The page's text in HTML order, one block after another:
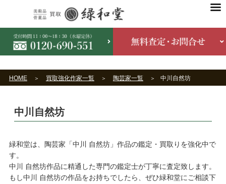
HOME 買取強化作家一覧 陶芸家一覧 中川自然坊
中川自然坊
緑和堂は、陶芸家「中川 自然坊」作品の鑑定・買取りを強化中で
す。
中川 自然坊作品に精通した専門の鑑定士が丁寧に査定致します。
もし中川 自然坊の作品をお持ちでしたら、ぜひ緑和堂にご相談下